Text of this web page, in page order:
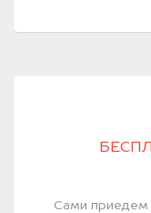
Сами приедем